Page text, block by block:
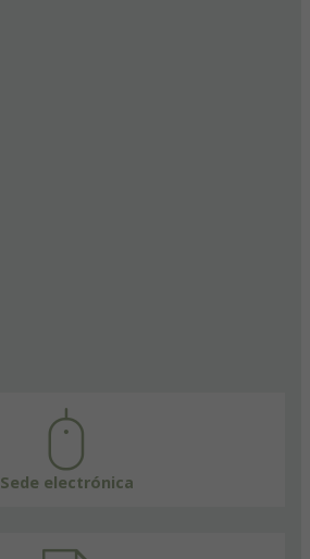
Sede electrónica